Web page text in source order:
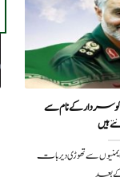
کے نام سے
ہیں
خبریں: یمنیوں سے تھوڑی دیر بات
بعد